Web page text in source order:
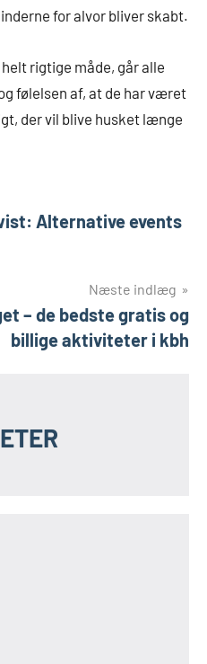
for alvor bliver skabt.
rigtige måde, går alle
følelsen af, at de har været
der vil blive husket længe
Alternative events
Næste indlæg
– de bedste gratis og
billige aktiviteter i kbh